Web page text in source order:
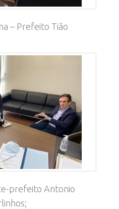
– Prefeito Tião
prefeito Antonio